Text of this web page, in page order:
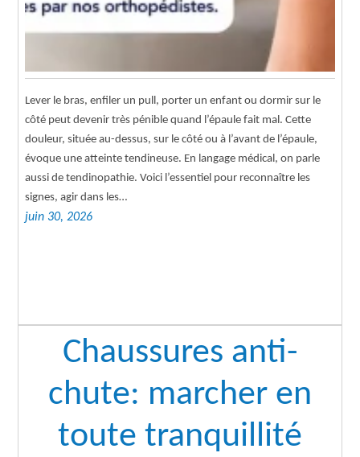
Lever le bras, enfiler un pull, porter un enfant ou dormir sur le
côté peut devenir très pénible quand l’épaule fait mal. Cette
douleur, située au-dessus, sur le côté ou à l’avant de l’épaule,
évoque une atteinte tendineuse. En langage médical, on parle
aussi de tendinopathie. Voici l’essentiel pour reconnaître les
signes, agir dans les…
juin 30, 2026
Chaussures anti-
chute: marcher en
toute tranquillité